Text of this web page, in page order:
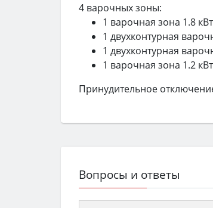
4 варочных зоны:
1 варочная зона 1.8
1 двухконтурная
1 двухконтурная
1 варочная зона 1.2
Принудительное
Вопросы и ответы